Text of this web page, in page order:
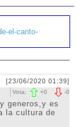
el-canto-
[23/06/2020 01:39]
-0
Vota: +0
generos,y es
la cultura de